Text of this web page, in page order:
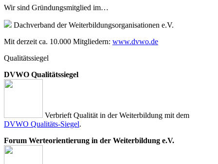
Wir sind Gründungsmitglied im…
Dachverband der Weiterbildungsorganisationen e.V.
Mit derzeit ca. 10.000 Mitgliedern: www.dvwo.de
Qualitätssiegel
DVWO Qualitätssiegel
Verbrieft Qualität in der Weiterbildung mit dem
DVWO Qualitäts-Siegel.
Forum Werteorientierung in der Weiterbildung e.V.